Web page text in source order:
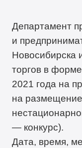
Департамент
и
Новосибирска
торгов в
2021 года на
на
— конкурс).
Дата, время,